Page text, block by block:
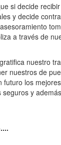
si decide
y decide
a través de
nuestro
nuestros de
futuro los
seguros y